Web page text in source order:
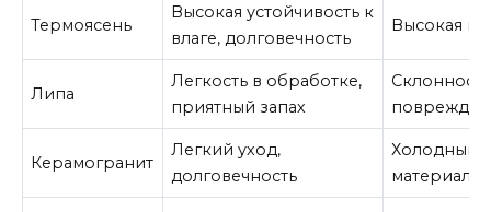
Термоясень
Высокая устойчивость к
влаге, долговечность
Высокая
Липа
Легкость в обработке,
приятный запах
Керамогранит
Легкий уход,
долговечность
Холодный
материал